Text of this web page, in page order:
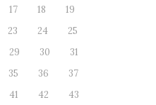
17 18
19
23 24
25
29 30
31
35 36
37
41 42
43